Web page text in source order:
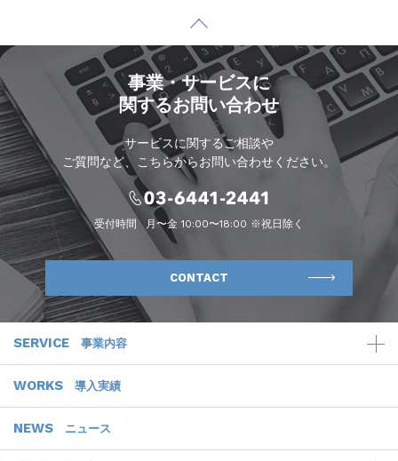
事業・サービスに
関するお問い合わせ
サービスに関するご相談や
ご質問など、こちらからお問い合わせください。
受付時間 月〜金 10:00〜18:00 ※祝日除く
CONTACT
SERVICE 事業内容
WORKS 導入実績
NEWS ニュース